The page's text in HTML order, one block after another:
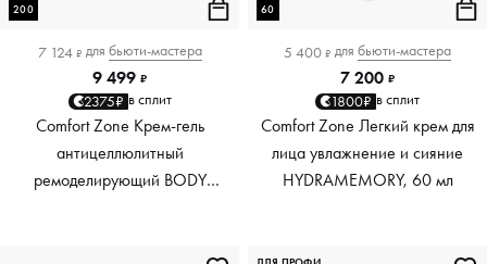
200
7 124 ₽ для бьюти-мастера
9 499 ₽
2375₽ в сплит
Comfort Zone Крем-гель
антицеллюлитный
ремоделирующий BODY
60
5 400 ₽ для бьюти-мастера
7 200 ₽
1800₽ в сплит
Comfort Zone Легкий крем для
лица увлажнение и сияние
HYDRAMEMORY, 60 мл